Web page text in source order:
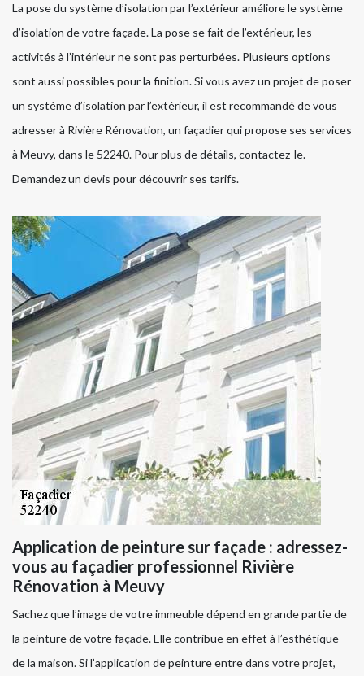
La pose du système d’isolation par l’extérieur améliore le système
d’isolation de votre façade. La pose se fait de l’extérieur, les
activités à l’intérieur ne sont pas perturbées. Plusieurs options
sont aussi possibles pour la finition. Si vous avez un projet de poser
un système d’isolation par l’extérieur, il est recommandé de vous
adresser à Rivière Rénovation, un façadier qui propose ses services
à Meuvy, dans le 52240. Pour plus de détails, contactez-le.
Demandez un devis pour découvrir ses tarifs.
Application de peinture sur façade : adressez-
vous au façadier professionnel Rivière
Rénovation à Meuvy
Sachez que l’image de votre immeuble dépend en grande partie de
la peinture de votre façade. Elle contribue en effet à l’esthétique
de la maison. Si l’application de peinture entre dans votre projet,